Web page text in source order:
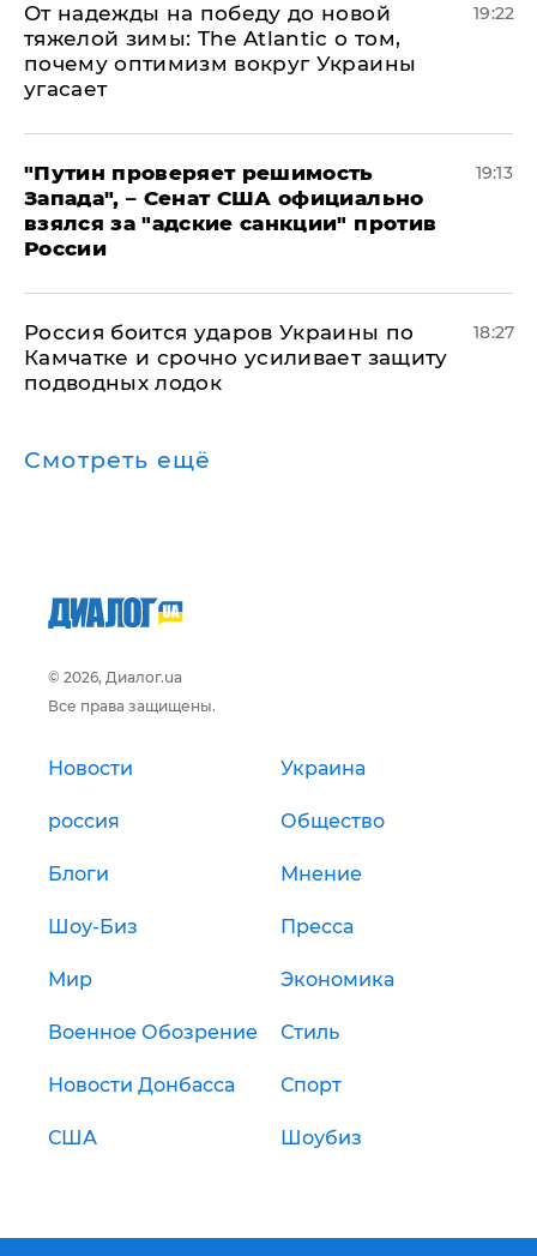
От надежды на победу до новой
тяжелой зимы: The Atlantic о том,
почему оптимизм вокруг Украины
угасает
19:22
"Путин проверяет решимость
Запада", – Сенат США официально
взялся за "адские санкции" против
России
19:13
Россия боится ударов Украины по
Камчатке и срочно усиливает защиту
подводных лодок
18:27
Смотреть ещё
© 2026, Диалог.ua
Все права защищены.
Новости Украина
россия Общество
Блоги Мнение
Шоу-Биз Пресса
Мир Экономика
Военное Обозрение Стиль
Новости Донбасса Спорт
США Шоубиз